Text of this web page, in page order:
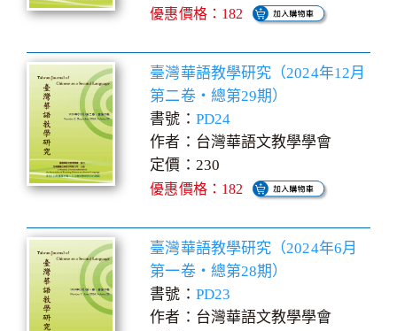
優惠價格：182
臺灣華語教學研究（2024年12月
第二卷‧總第29期）
書號： PD24
作者：台灣華語文教學學會
定價：230
優惠價格：182
臺灣華語教學研究（2024年6月
第一卷‧總第28期）
書號： PD23
作者：台灣華語文教學學會